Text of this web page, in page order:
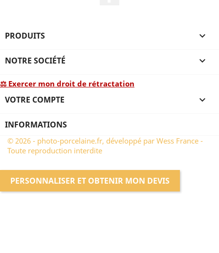
PRODUITS 
NOTRE SOCIÉTÉ 
⚖ Exercer mon droit de rétractation
VOTRE COMPTE 
INFORMATIONS
© 2026 - photo-porcelaine.fr, développé par Wess France -
Toute reproduction interdite
PERSONNALISER ET OBTENIR MON DEVIS